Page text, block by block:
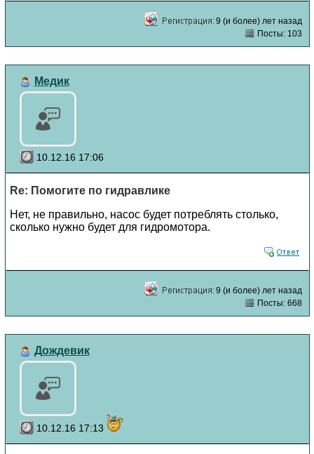
9 (и более) лет назад
Посты: 103
Медик
10.12.16 17:06
Re: Помогите по гидравлике
Нет, не правильно, насос будет потреблять столько,
сколько нужно будет для гидромотора.
9 (и более) лет назад
Посты: 668
Дождевик
10.12.16 17:13